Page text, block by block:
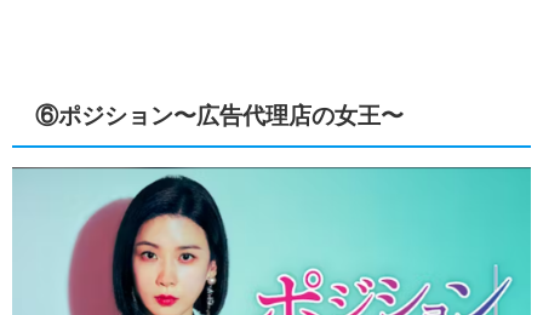
⑥ポジション〜広告代理店の女王〜